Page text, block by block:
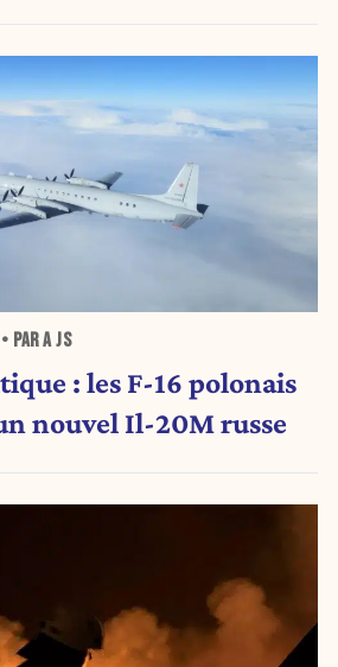
PAR A JS
: les F-16 polonais
nouvel Il-20M russe